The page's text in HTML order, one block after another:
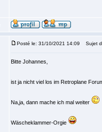
Posté le: 31/10/2021 14:09 Sujet
Bitte Johannes,
ist ja nicht viel los im Retroplane
Na,ja, dann mache ich mal weiter
Wäscheklammer-Orgie